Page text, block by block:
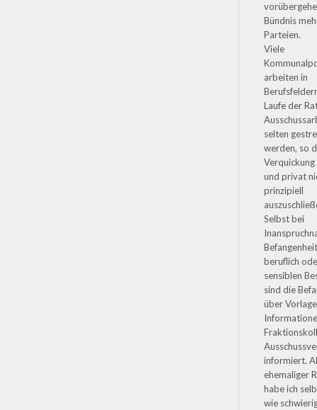
Bündnis
Parteien.
Viele
arbeiten in
Laufe der
selten
werden, so
und privat
prinzipiell
Selbst bei
beruflich
sensiblen
sind die
über
informiert.
ehemaliger
habe ich
wie